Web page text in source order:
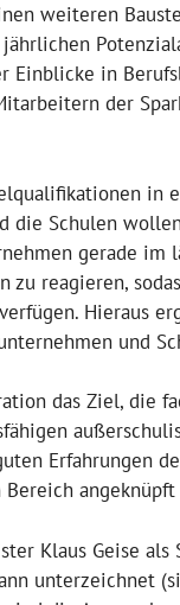
weiteren
Einblicke in
der
Schulen
gerade im
zu reagieren,
Hieraus
und
das Ziel, die
Erfahrungen
Klaus Geise
unterzeichnet